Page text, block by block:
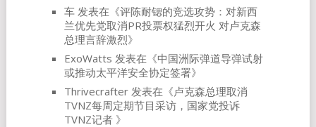
车发表在《评陈耐锶的竞选攻势：对新西
兰优先党取消PR投票权猛烈开火 对卢克森
总理言辞激烈》
ExoWatts 发表在《中国洲际弹道导弹试射
或推动太平洋安全协定签署》
Thrivecrafter发表在《卢克森总理取消
TVNZ每周定期节目采访，国家党投诉
TVNZ记者 》